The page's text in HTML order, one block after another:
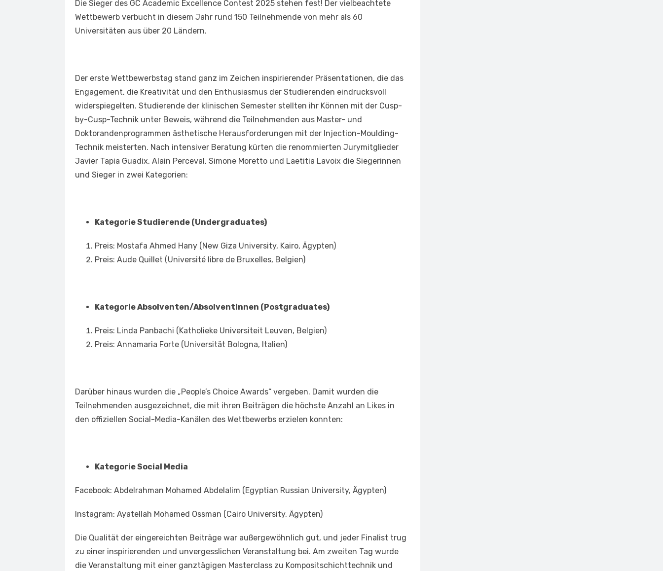
Die Sieger des GC Academic Excellence Contest 2025 stehen fest! Der vielbeachtete
Wettbewerb verbucht in diesem Jahr rund 150 Teilnehmende von mehr als 60
Universitäten aus über 20 Ländern.
Der erste Wettbewerbstag stand ganz im Zeichen inspirierender Präsentationen, die das
Engagement, die Kreativität und den Enthusiasmus der Studierenden eindrucksvoll
widerspiegelten. Studierende der klinischen Semester stellten ihr Können mit der Cusp-
by-Cusp-Technik unter Beweis, während die Teilnehmenden aus Master- und
Doktorandenprogrammen ästhetische Herausforderungen mit der Injection-Moulding-
Technik meisterten. Nach intensiver Beratung kürten die renommierten Jurymitglieder
Javier Tapia Guadix, Alain Perceval, Simone Moretto und Laetitia Lavoix die Siegerinnen
und Sieger in zwei Kategorien:
Kategorie Studierende (Undergraduates)
Preis: Mostafa Ahmed Hany (New Giza University, Kairo, Ägypten)
Preis: Aude Quillet (Université libre de Bruxelles, Belgien)
Kategorie Absolventen/Absolventinnen (Postgraduates)
Preis: Linda Panbachi (Katholieke Universiteit Leuven, Belgien)
Preis: Annamaria Forte (Universität Bologna, Italien)
Darüber hinaus wurden die „People’s Choice Awards“ vergeben. Damit wurden die
Teilnehmenden ausgezeichnet, die mit ihren Beiträgen die höchste Anzahl an Likes in
den offiziellen Social-Media-Kanälen des Wettbewerbs erzielen konnten:
Kategorie Social Media
Facebook: Abdelrahman Mohamed Abdelalim (Egyptian Russian University, Ägypten)
Instagram: Ayatellah Mohamed Ossman (Cairo University, Ägypten)
Die Qualität der eingereichten Beiträge war außergewöhnlich gut, und jeder Finalist trug
zu einer inspirierenden und unvergesslichen Veranstaltung bei. Am zweiten Tag wurde
die Veranstaltung mit einer ganztägigen Masterclass zu Kompositschichttechnik und